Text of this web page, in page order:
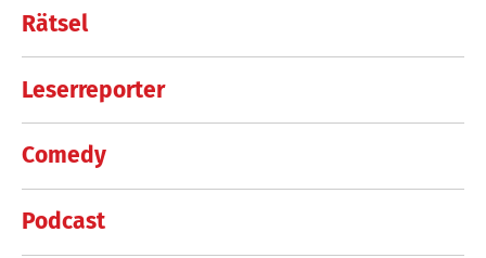
Rätsel
Leserreporter
Comedy
Podcast